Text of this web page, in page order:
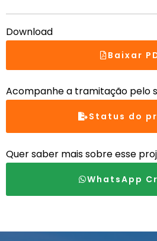
Download
Baixar
Acompanhe a tramitação pelo
Status do
Quer saber mais sobre esse
WhatsApp